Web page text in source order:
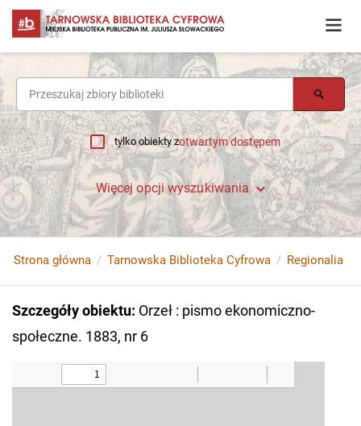
tylko obiekty zotwartym dostępem
Więcej opcji wyszukiwania
Strona główna Tarnowska Biblioteka Cyfrowa Regionalia
Szczegóły obiektu: Orzeł : pismo ekonomiczno-
społeczne. 1883, nr 6